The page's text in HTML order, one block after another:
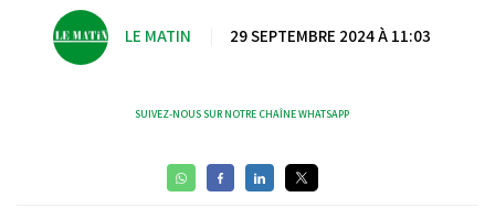
LE MATIN 29 SEPTEMBRE 2024 À 11:03
SUIVEZ-NOUS SUR NOTRE CHAÎNE WHATSAPP